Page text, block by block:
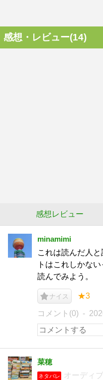
感想・レビュー(14)
感想レビュー
minamimi
これは読んだ人
トはこれしかな
読んでみよう。
ナイス ★3
コメント(0)
菜穂
ネタバレ
オーディ